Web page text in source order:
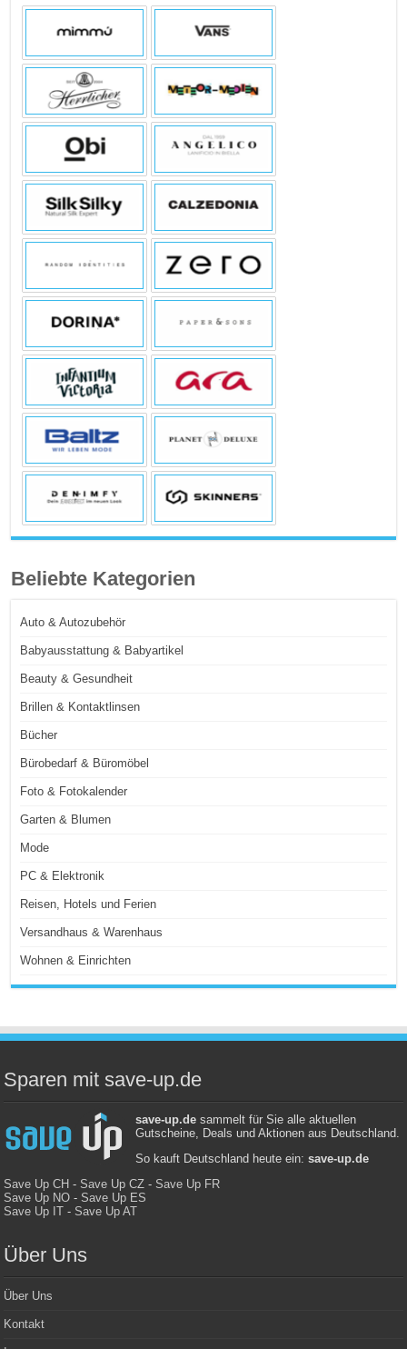
Beliebte Kategorien
Auto & Autozubehör
Babyausstattung & Babyartikel
Beauty & Gesundheit
Brillen & Kontaktlinsen
Bücher
Bürobedarf & Büromöbel
Foto & Fotokalender
Garten & Blumen
Mode
PC & Elektronik
Reisen, Hotels und Ferien
Versandhaus & Warenhaus
Wohnen & Einrichten
Sparen mit save-up.de
save-up.desammelt für Sie alle aktuellen
Gutscheine, Deals und Aktionen aus Deutschland.
So kauft Deutschland heute ein: save-up.de
Save Up CH -Save Up CZ -Save Up FR
Save Up NO -Save Up ES
Save Up IT -Save Up AT
Über Uns
Über Uns
Kontakt